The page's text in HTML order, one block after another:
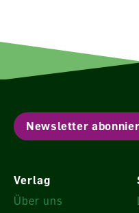
Newsletter
Verlag
Über uns